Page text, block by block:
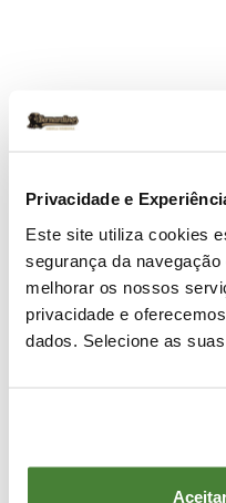
Privacidade e
Este site utiliza cookies
segurança da
melhorar os nossos
privacidade e
dados. Selecione as